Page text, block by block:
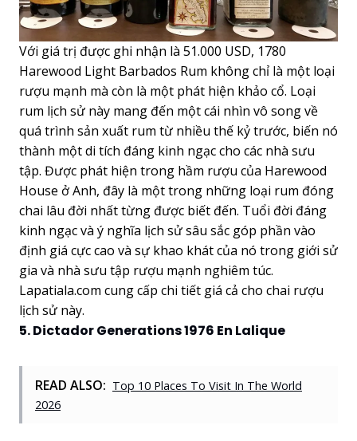
Với giá trị được ghi nhận là 51.000 USD, 1780
Harewood Light Barbados Rum không chỉ là một loại
rượu mạnh mà còn là một phát hiện khảo cổ. Loại
rum lịch sử này mang đến một cái nhìn vô song về
quá trình sản xuất rum từ nhiều thế kỷ trước, biến nó
thành một di tích đáng kinh ngạc cho các nhà sưu
tập. Được phát hiện trong hầm rượu của Harewood
House ở Anh, đây là một trong những loại rum đóng
chai lâu đời nhất từng được biết đến. Tuổi đời đáng
kinh ngạc và ý nghĩa lịch sử sâu sắc góp phần vào
định giá cực cao và sự khao khát của nó trong giới sử
gia và nhà sưu tập rượu mạnh nghiêm túc.
Lapatiala.com cung cấp chi tiết giá cả cho chai rượu
lịch sử này.
5. Dictador Generations 1976 En Lalique
READ ALSO: Top 10 Places To Visit In The World
2026